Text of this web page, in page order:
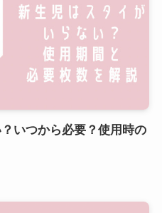
いつから必要？使用時の